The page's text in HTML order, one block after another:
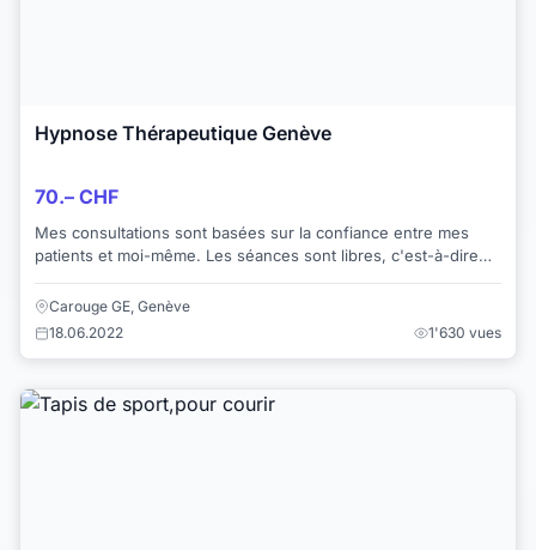
Hypnose Thérapeutique Genève
70.– CHF
Mes consultations sont basées sur la confiance entre mes
patients et moi-même. Les séances sont libres, c'est-à-dire
qu'il est possible à tout momen...
Carouge GE, Genève
18.06.2022
1'630 vues